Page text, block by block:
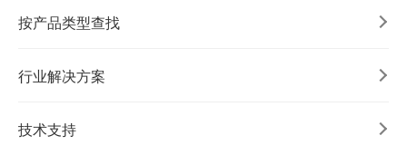
按产品类型查找
行业解决方案
技术支持